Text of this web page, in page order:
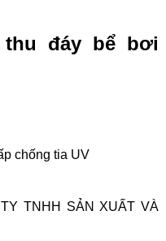
đáy bể bơi
chống tia UV
TNHH SẢN XUẤT VÀ